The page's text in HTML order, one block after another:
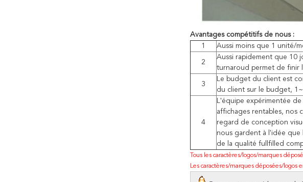
Avantages compétitifs de nous :
1
Aussi moins que 1 unité/
2
Aussi rapidement que 10
turnaroud permet de finir
3
Le budget du client est
du client sur le budget,
4
L'équipe expérimentée
affichages rentables, nos
regard de conception
nous gardent à l'idée
de la qualité fullfilled
Tous les caractères/logos/marques
Les caractères/marques déposées/logos